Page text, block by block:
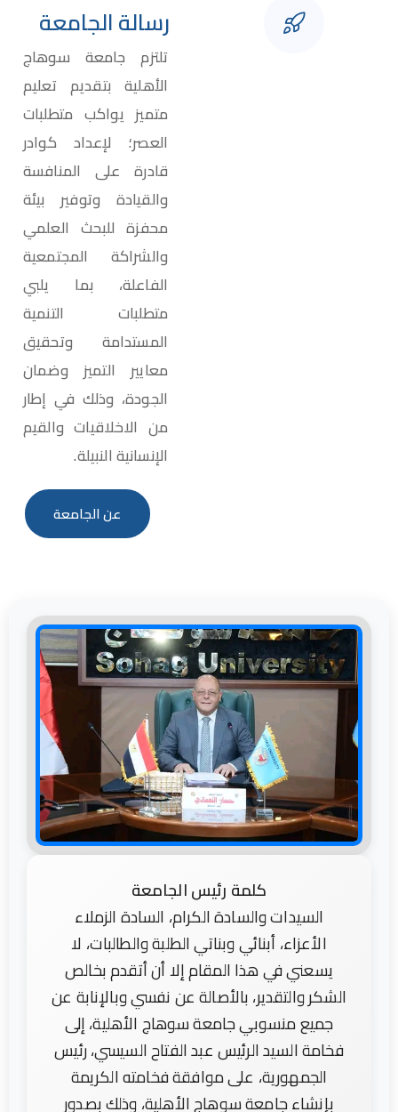
رسالة الجامعة
تلتزم جامعة سوهاج
الأهلية بتقديم تعليم
متميز يواكب متطلبات
العصر؛ لإعداد كوادر
قادرة على المنافسة
والقيادة وتوفير بيئة
محفزة للبحث العلمي
والشراكة المجتمعية
الفاعلة، بما يلبي
متطلبات التنمية
المستدامة وتحقيق
معايير التميز وضمان
الجودة، وذلك في إطار
من الاخلاقيات والقيم
الإنسانية النبيلة.
عن الجامعة
كلمة رئيس الجامعة
السيدات والسادة الكرام، السادة الزملاء
الأعزاء، أبنائي وبناتي الطلبة والطالبات، لا
يسعني في هذا المقام إلا أن أتقدم بخالص
الشكر والتقدير، بالأصالة عن نفسي وبالإنابة عن
جميع منسوبي جامعة سوهاج الأهلية، إلى
فخامة السيد الرئيس عبد الفتاح السيسي، رئيس
الجمهورية، على موافقة فخامته الكريمة
بإنشاء جامعة سوهاج الأهلية، وذلك بصدور